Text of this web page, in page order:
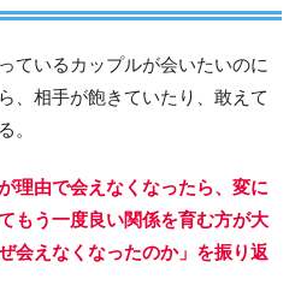
ているカップルが会いたいのに
、相手が飽きていたり、敢えて
。
理由で会えなくなったら、変に
もう一度良い関係を育む方が大
会えなくなったのか」を振り返